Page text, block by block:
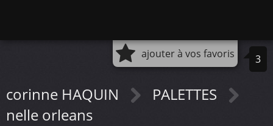
ajouter à vos favoris 3
corinne HAQUIN
PALETTES
nelle orleans